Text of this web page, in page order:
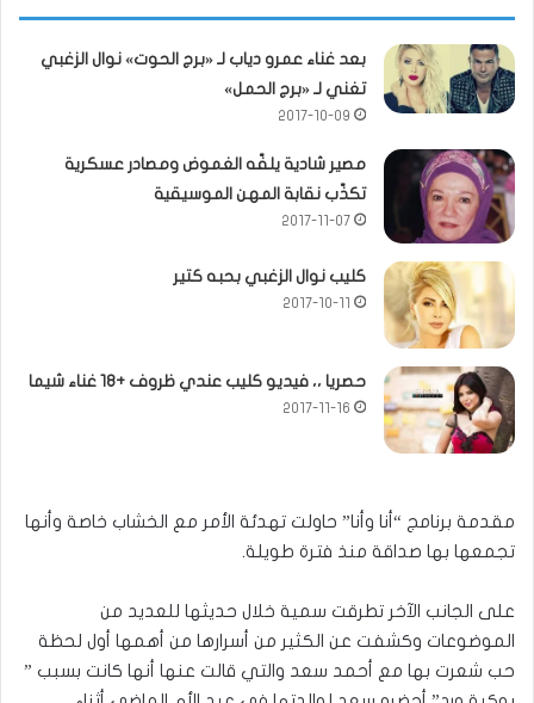
بعد غناء عمرو دياب لـ «برج الحوت» نوال الزغبي
تغني لـ «برج الحمل»
2017-10-09
مصير شادية يلفّه الغموض ومصادر عسكرية
تكذّب نقابة المهن الموسيقية
2017-11-07
كليب نوال الزغبي بحبه كتير
2017-10-11
حصريا ،، فيديو كليب عندي ظروف +18 غناء شيما
2017-11-16
مقدمة برنامج “أنا وأنا” حاولت تهدئة الأمر مع الخشاب خاصة وأنها
تجمعها بها صداقة منذ فترة طويلة.
على الجانب الآخر تطرقت سمية خلال حديثها للعديد من
الموضوعات وكشفت عن الكثير من أسرارها من أهمها أول لحظة
حب شعرت بها مع أحمد سعد والتي قالت عنها أنها كانت بسبب ”